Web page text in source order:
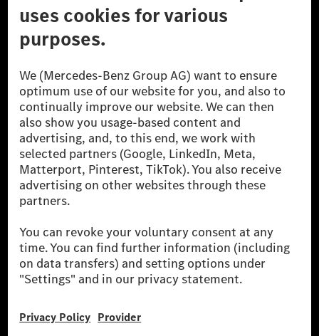
A Mercedes-Benz Csoport
A Mercedes-Benz Group AG (korábbi Daimler AG) a
Mercedes-Benz AG-val együtt a prémium és
luxusautók, valamint kishaszonjárművek vezető
globális szállítói vagyunk. A Mercedes-Benz Mobility
AG finanszírozást, lízinget, autó előfizetést és
autókölcsönzést, flottakezelést, digitális
szolgáltatásokat a töltéshez és fizetéshez,
biztosításközvetítést, valamint innovatív mobilitási
szolgáltatásokat kínál.
Helyszínek